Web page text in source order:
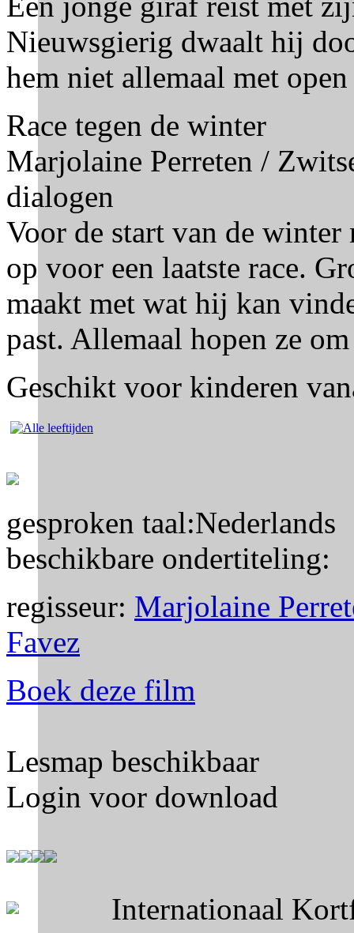
Nieuwsgierig dwaalt hij
hem niet allemaal met
Race tegen de winter
Marjolaine Perreten /
dialogen
Voor de start van de
op voor een laatste race.
maakt met wat hij kan
past. Allemaal hopen ze
Geschikt voor kinderen
gesproken taal:Nederlands
beschikbare ondertiteling:
regisseur: Marjolaine
Favez
Boek deze film
Lesmap beschikbaar
Login voor download
Internationaal